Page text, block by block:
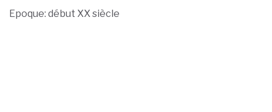
Epoque: début XX siècle